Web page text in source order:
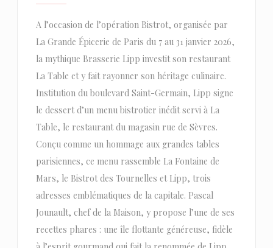
A l’occasion de l’opération Bistrot, organisée par
La Grande Épicerie de Paris du 7 au 31 janvier 2026,
la mythique Brasserie Lipp investit son restaurant
La Table et y fait rayonner son héritage culinaire.
Institution du boulevard Saint-Germain, Lipp signe
le dessert d’un menu bistrotier inédit servi à La
Table, le restaurant du magasin rue de Sèvres.
Conçu comme un hommage aux grandes tables
parisiennes, ce menu rassemble La Fontaine de
Mars, le Bistrot des Tournelles et Lipp, trois
adresses emblématiques de la capitale. Pascal
Jounault, chef de la Maison, y propose l’une de ses
recettes phares : une île flottante généreuse, fidèle